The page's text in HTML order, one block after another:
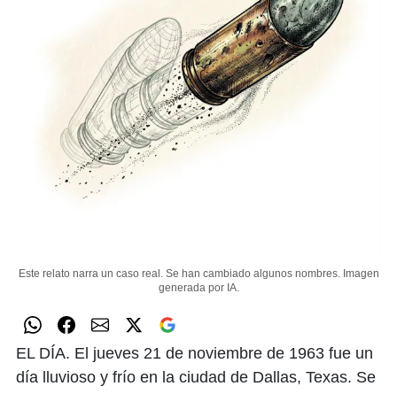
Este relato narra un caso real. Se han cambiado algunos nombres. Imagen
generada por IA.
EL DÍA. El jueves 21 de noviembre de 1963 fue un
día lluvioso y frío en la ciudad de Dallas, Texas. Se